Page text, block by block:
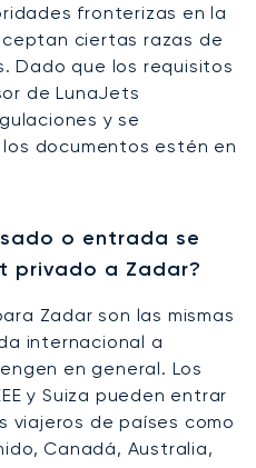
fronterizas en la
ciertas razas de
Dado que los requisitos
de LunaJets
y se
documentos estén en
o entrada se
privado a Zadar?
Zadar son las mismas
internacional a
en general. Los
y Suiza pueden entrar
viajeros de países como
Canadá, Australia,